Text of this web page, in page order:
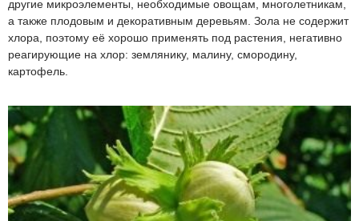
другие микроэлементы, необходимые овощам, многолетникам,
а также плодовым и декоративным деревьям. Зола не содержит
хлора, поэтому её хорошо применять под растения, негативно
реагирующие на хлор: землянику, малину, смородину,
картофель.